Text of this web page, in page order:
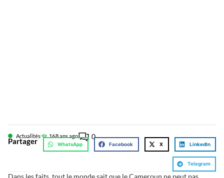
Actualités 168 ans ago 0
Partager WhatsApp Facebook X LinkedIn
Telegram
Dans les faits, tout le monde sait que le Cameroun ne peut pas